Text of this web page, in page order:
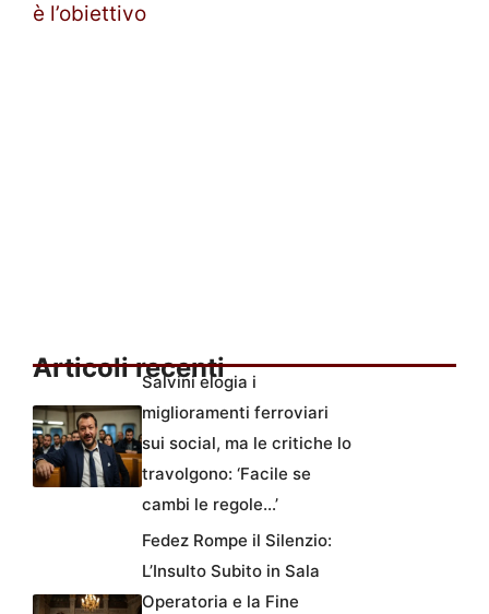
è l’obiettivo
Articoli recenti
Salvini elogia i
miglioramenti ferroviari
sui social, ma le critiche lo
travolgono: ‘Facile se
cambi le regole…’
Fedez Rompe il Silenzio:
L’Insulto Subito in Sala
Operatoria e la Fine